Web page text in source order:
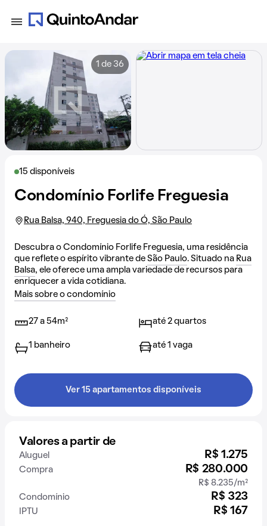
15 disponíveis
Condomínio Forlife Freguesia
Rua Balsa, 940, Freguesia do Ó, São Paulo
Descubra o Condomínio Forlife Freguesia, uma residência
que reflete o espírito vibrante de São Paulo. Situado na Rua
Balsa, ele oferece uma ampla variedade de recursos para
enriquecer a vida cotidiana.
Mais sobre o condomínio
27 a 54m² até 2 quartos
1 banheiro até 1 vaga
Ver 15 apartamentos disponíveis
Valores a partir de
Aluguel R$ 1.275
Compra R$ 280.000
R$ 8.235/m²
Condomínio
R$ 323
IPTU R$ 167
1 de 36